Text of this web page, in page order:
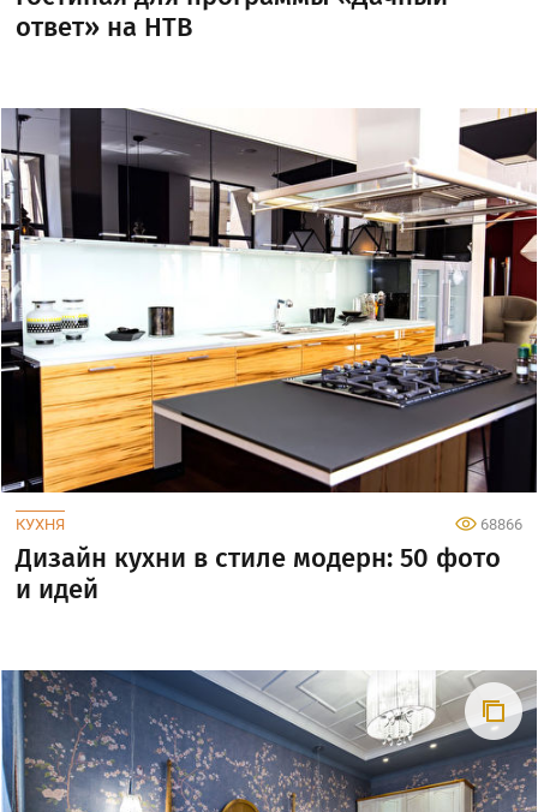
ответ» на НТВ
КУХНЯ 68866
Дизайн кухни в стиле модерн: 50 фото
и идей